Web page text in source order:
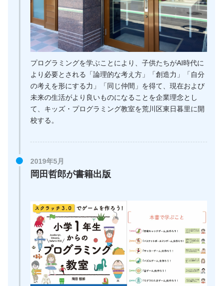
プログラミングを学ぶことにより、子供たちがAI時代に
より必要とされる「論理的な考え方」「創造力」「自分
の考えを形にする力」「同じ仲間」を得て、現在および
未来の生活がより良いものになることを企業理念とし
て、キッズ・プログラミング教室を荒川区東日暮里に開
校する。
2019年5月
岡田哲郎が書籍出版